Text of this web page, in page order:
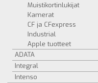
Muistikortinlukijat
Kamerat
CF ja CFexpress
Industrial
Apple tuotteet
ADATA
Integral
Intenso